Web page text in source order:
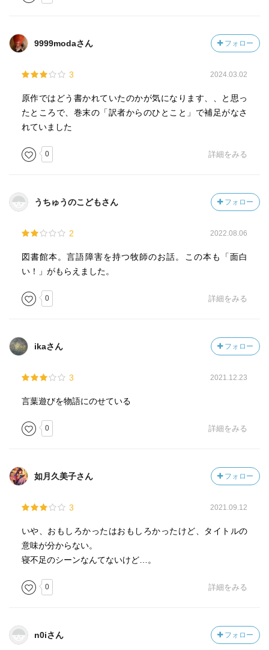
9999modaさん フォロー
3 2024.03.02
原作ではどう書かれていたのかが気になります、、と思っ
たところで、巻末の「訳者からのひとこと」で補足がなさ
れていました
0 詳細をみる
うちゅうのこどもさん フォロー
2 2022.08.06
図書館本。言語障害を持つ牧師のお話。この本も「面白
い！」がもらえました。
0 詳細をみる
ikaさん フォロー
3 2021.12.23
言葉遊びを物語にのせている
0 詳細をみる
如月久美子さん フォロー
3 2021.09.12
いや、おもしろかったはおもしろかったけど、タイトルの
意味が分からない。
寝不足のシーンなんてないけど…。
0 詳細をみる
n0iさん フォロー